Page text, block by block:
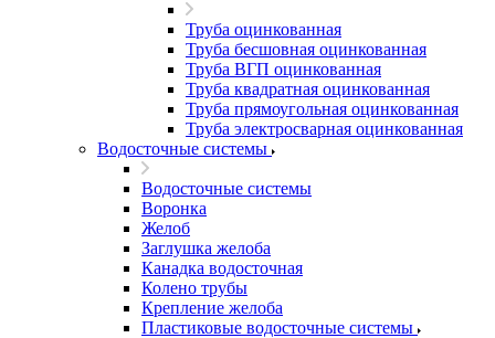
Труба оцинкованная
Труба бесшовная оцинкованная
Труба ВГП оцинкованная
Труба квадратная оцинкованная
Труба прямоугольная оцинкованная
Труба электросварная оцинкованная
Водосточные системы
Водосточные системы
Воронка
Желоб
Заглушка желоба
Канадка водосточная
Колено трубы
Крепление желоба
Пластиковые водосточные системы